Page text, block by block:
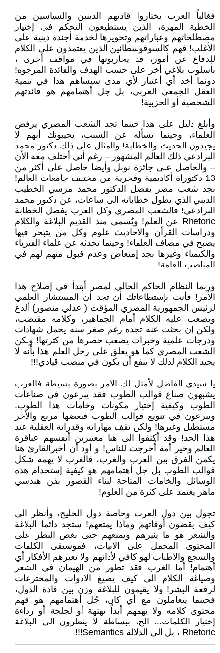
فغالباً العرب يختاروا قادتهم الدينين والسياسين من
الخطبة المهرة، الذين يستطيعون التحكم في إختيار
مصطلحاتهم وعباراتهم وتحويرها لخدمة أجندة دينية على
الأغلب! فهم كالسوفوسطائين الذين يعتمدون على الكلام
للدفاع عن أمور، قد يحاربونها في مواقف أخرى ،
بأسلوب بلاغي أخر على حسب الهدف والفائدة المرجوه!
دونما أخذ أي أعتبار لأي مدى سيساهم هذا في تنمية
العقل الجمعي العربي، بل جل أهتمامهم هو فائدتهم
الشخصية أو الحزبية!
وأبلغ دليل على هذا حينما تجد الشعب المصري يرفض
العلماء، وحينما تسأله عن السبب، يجيبونك أنهم لا
يجيدون الحديث والخطابة! والمثال على ذلك دكتور محمد
البرادعي ذلك العالم المشهور – رغم أني أختلف معه الأن
– والحاصل على جائزة نوبل وأيضا حاصل على أكثر من
13 دكتوراة أكاديمية وفخرية من مختلف جامعات العالم!
نجد شعب مصر يفضل الدكتور محمد مرسي الخطيب
الديني الذي تطول خطاباته الى ساعات، عن دكتور محمد
البرادعي! فالشعب المصري وكل العرب يفضل الخطابة
Rhetoric عن العلم! ويُسمى منذ القديم البلاغة والكلام
ودراسات القرأن والاحاديث علوم وكل من يتبحر فيها
يصبح في مصاف العلماء! وحينما تحدثه عن علماء الفيزياء
والكيمياء وغيرها نجد إمتعاض وعدم قبول منهم لهم في
المناصب العامة!
وربما النظام الحاكم الحالي لمصر أبتدأ في إصلاح هذا
الأمر! فأنت بإستطاعاتك أن تجد أن المستشار العلمي
لرئيس الجمهورية المصري المؤقت ( عدلي منصور) ألدغ
ويصعب عليه الكلام أمام الجماهير، وكلامه مقتضب،
ولكن إن بحثت عنه تجده رغم صغر سنه يحمل شهادات
ودرجات علمية وخبرات يصعب حصرها من كثرتها! ولكن
الشعب المصري كما هو يعلق على رجل العلم هذا بأنه لا
يجيد الكلام لذلك لا ينفع أن يكون في منصب قيادي!!!
يا سيدي الفاضل لأمثل لك الامر بصورة بسيطة فالعرب
يشبهون صناع قوالب الطوب فقد يبرعون في صناعات
الطوب وكيفية إختيار مكونات وخامات هذا الطوب.
ويبرعون في تنويع قوالب الطوب فبعضها مربع والأخر
مستطيل وغيرها! ولكن تقف مهاراته وقدراته العقلية عند
هذا الحد! وقد أكتفوا الى هنا معتبرين أنفسهم عباقرة
العالم وخير أمة أُخرجت للناس! و أود أن أخبرالقارئ هنا
يكمن الفرق بين العرب والغرب، فالغرب لا يهمه شكل
قوالب الطوب بل جل أهتمامهم هو كيفية إستخدام هذه
الوسائل والخامات المتاحة لبناء القصور بفن هندسي
ماهر يعتمد على كثرة من العلوم!
تجول بين دول العرب وخاصة دول الخليج، وأنظر الى
كيف يقضون أوقاتهم وماذا يمتعهم! ستجد دائما البلاغة
والشعر هو ما يثيرهم ويمتعهم حتى بغض النظر على
المحتوى المحمل على الابيات، فموسيقى الكلمات
والسجع والاطناب لهو كافي لأذانهم ولا تعيرهم الأفكار أي
أهتمام! أما الغرب فقد تطور من الهيمان في الشعر
وصياغة الكلام الى كيف يصيغ الادوات والمخترعات
لرفعة البشر! ولا يقيمون للبلاغة وزن بين قادة الدول،
فحينما يتعاملون مع أي كان، جُل أهتمامهم هو فهم
محتوى كلامه ولا يهمهم أبداً تهتهة أو لجلجة أو رداءة
إختيار الكلمات... الخ، ببساطة لا ينظرون الى البلاغة
Rhetoric ، بل الى الدلالة Semantics!!!